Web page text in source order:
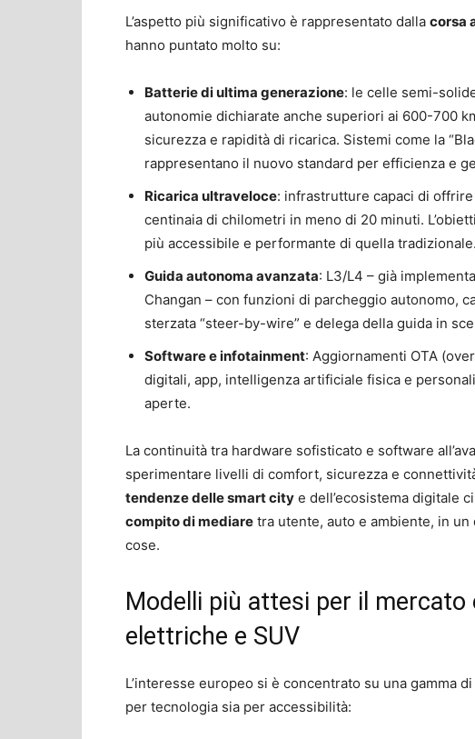
L’aspetto più significativo è rappresentato dalla corsa
hanno puntato molto su:
Batterie di ultima generazione: le celle semi-
autonomie dichiarate anche superiori ai 600-700
sicurezza e rapidità di ricarica. Sistemi come la
rappresentano il nuovo standard per efficienza e
Ricarica ultraveloce: infrastrutture capaci di
centinaia di chilometri in meno di 20 minuti.
più accessibile e performante di quella tradizionale.
Guida autonoma avanzata: L3/L4 – già
Changan – con funzioni di parcheggio autonomo,
sterzata “steer-by-wire” e delega della guida in
Software e infotainment: Aggiornamenti OTA
digitali, app, intelligenza artificiale fisica e
aperte.
La continuità tra hardware sofisticato e software
sperimentare livelli di comfort, sicurezza e
tendenze delle smart city e dell’ecosistema digitale
compito di mediare tra utente, auto e ambiente, in
cose.
Modelli più attesi per il mercato
elettriche e SUV
L’interesse europeo si è concentrato su una gamma
per tecnologia sia per accessibilità: